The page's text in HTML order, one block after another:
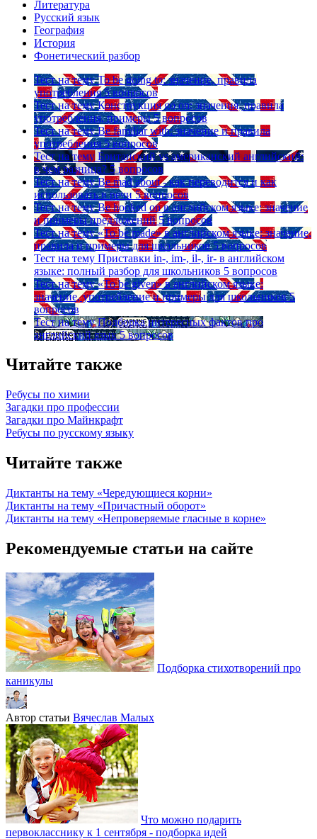
Литература
Русский язык
География
История
Фонетический разбор
Тест на тему To be going to: значение, правила
употребления 5 вопросов
Тест на тему Конструкция go on: значения, правила
употребления, примеры 5 вопросов
Тест на тему Be familiar with: значение и правила
употребления 5 вопросов
Тест на тему Британский vs американский английский:
в чем разница? 5 вопросов
Тест на тему Be mad about - как переводится и как
использовать в речи 5 вопросов
Тест на тему Be hooked on в английском языке: значение
и примеры предложений 5 вопросов
Тест на тему «To be made» в английском языке: значение,
правила и примеры для школьников 5 вопросов
Тест на тему Приставки in-, im-, il-, ir- в английском
языке: полный разбор для школьников 5 вопросов
Тест на тему «To be given» в английском языке:
значение, употребление и примеры для школьников 5
вопросов
Тест на тему Подборка интересных фактов про
английский язык 5 вопросов
Читайте также
Ребусы по химии
Загадки про профессии
Загадки про Майнкрафт
Ребусы по русскому языку
Читайте также
Диктанты на тему «Чередующиеся корни»
Диктанты на тему «Причастный оборот»
Диктанты на тему «Непроверяемые гласные в корне»
Рекомендуемые статьи на сайте
Подборка стихотворений про
каникулы
Автор статьи Вячеслав Малых
Что можно подарить
первокласснику к 1 сентября - подборка идей